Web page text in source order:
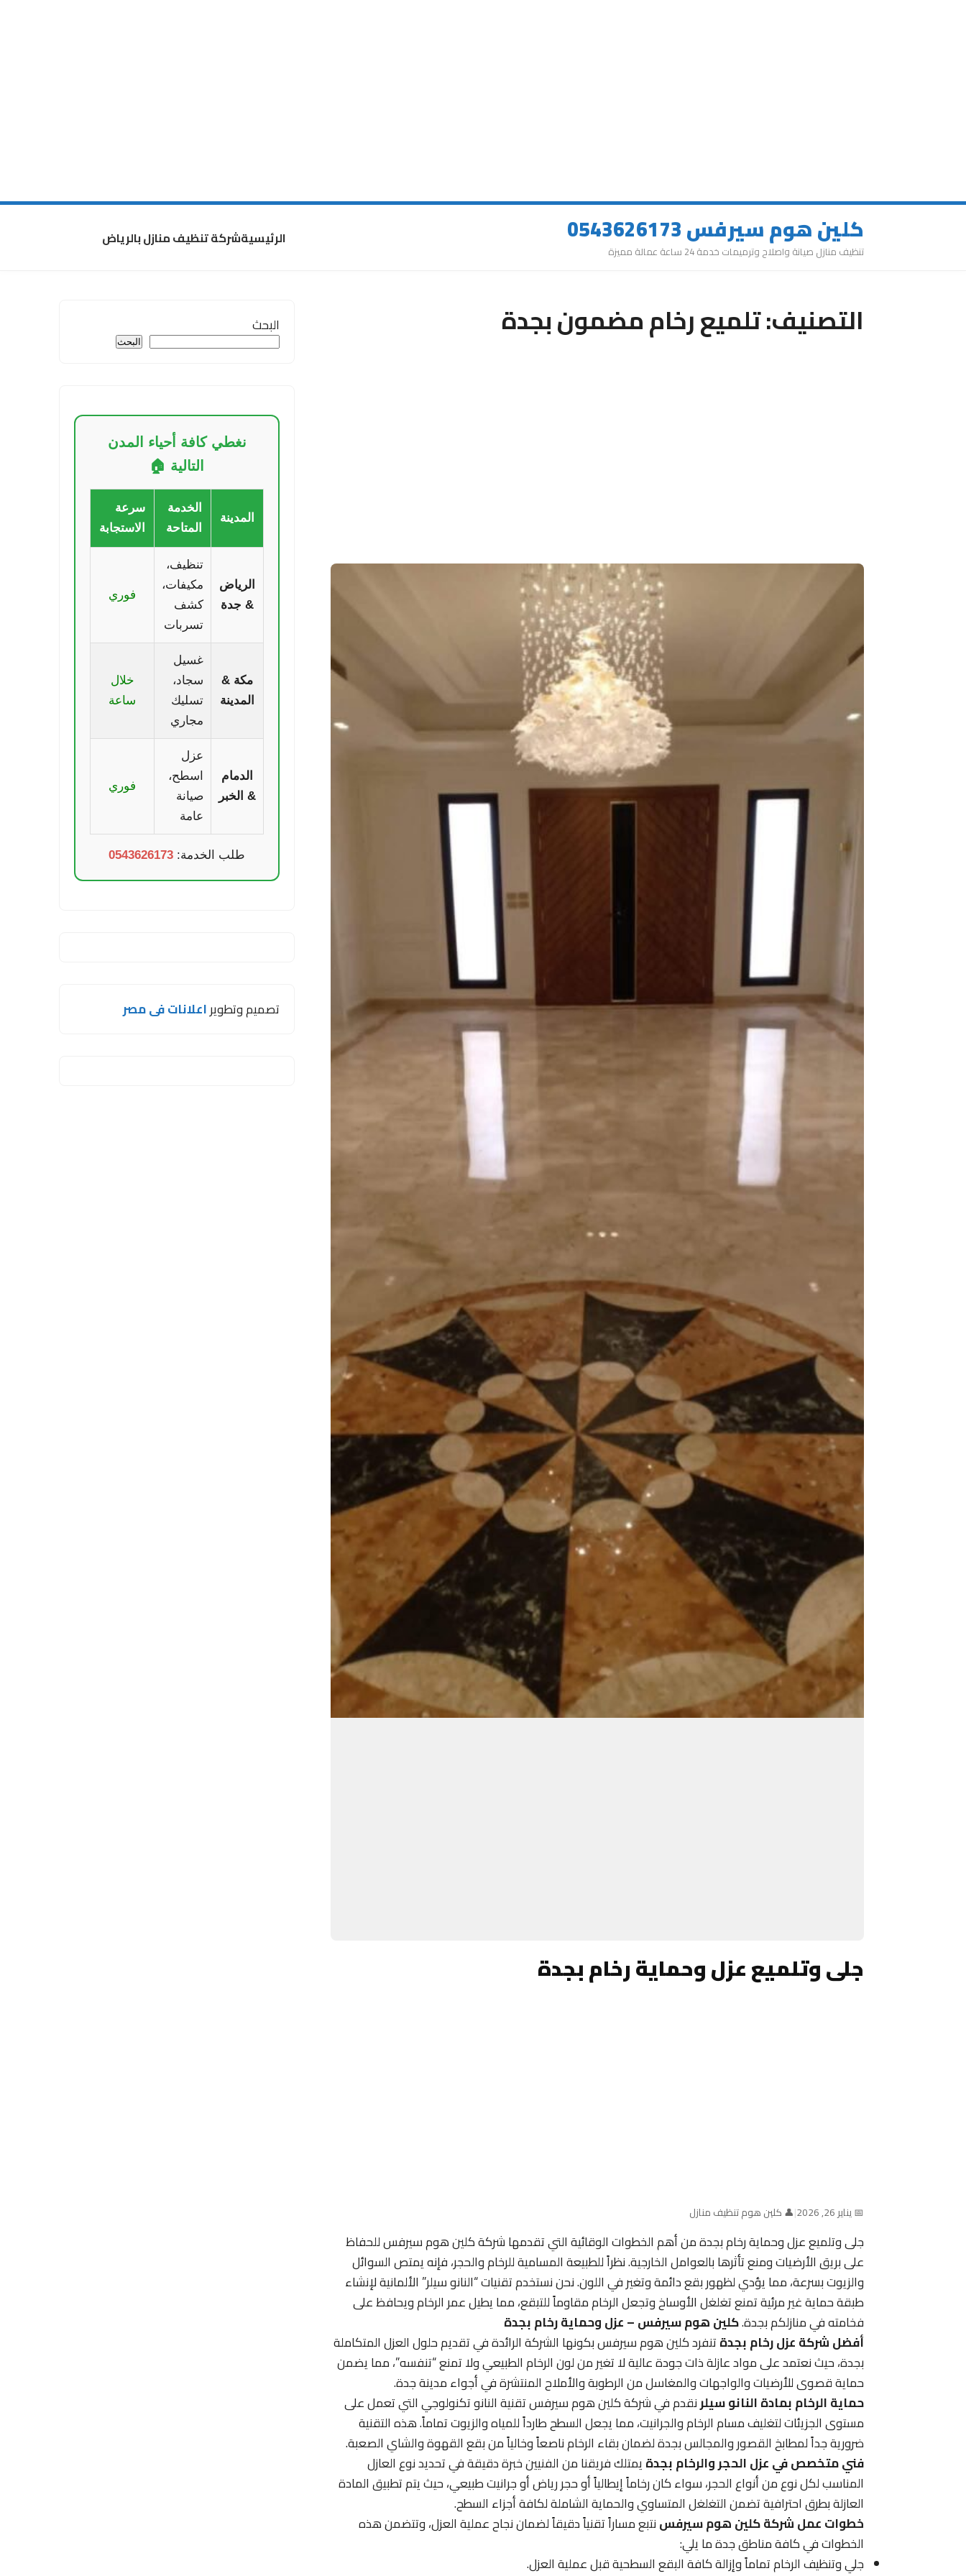
كلين هوم سيرفس 0543626173
تنظيف منازل صيانة واصلاح وترميمات خدمة 24 ساعة عمالة مميزة
الرئيسيةشركة تنظيف منازل بالرياض
التصنيف:تلميع رخام مضمون بجدة
جلى وتلميع عزل وحماية رخام بجدة
📅 يناير 26, 2026 |👤 كلين هوم تنظيف منازل
جلى وتلميع عزل وحماية رخام بجدة من أهم الخطوات الوقائية التي تقدمها شركة كلين هوم سيرفس للحفاظ
على بريق الأرضيات ومنع تأثرها بالعوامل الخارجية. نظراً للطبيعة المسامية للرخام والحجر، فإنه يمتص السوائل
والزيوت بسرعة، مما يؤدي لظهور بقع دائمة وتغير في اللون. نحن نستخدم تقنيات “النانو سيلر” الألمانية لإنشاء
طبقة حماية غير مرئية تمنع تغلغل الأوساخ وتجعل الرخام مقاوماً للتبقع، مما يطيل عمر الرخام ويحافظ على
فخامته في منازلكم بجدة.كلين هوم سيرفس – عزل وحماية رخام بجدة
أفضل شركة عزل رخام بجدةتنفرد كلين هوم سيرفس بكونها الشركة الرائدة في تقديم حلول العزل المتكاملة
بجدة، حيث نعتمد على مواد عازلة ذات جودة عالية لا تغير من لون الرخام الطبيعي ولا تمنع “تنفسه”، مما يضمن
حماية قصوى للأرضيات والواجهات والمغاسل من الرطوبة والأملاح المنتشرة في أجواء مدينة جدة.
حماية الرخام بمادة النانو سيلرنقدم في شركة كلين هوم سيرفس تقنية النانو تكنولوجي التي تعمل على
مستوى الجزيئات لتغليف مسام الرخام والجرانيت، مما يجعل السطح طارداً للمياه والزيوت تماماً. هذه التقنية
ضرورية جداً لمطابخ القصور والمجالس بجدة لضمان بقاء الرخام ناصعاً وخالياً من بقع القهوة والشاي الصعبة.
فني متخصص في عزل الحجر والرخام بجدةيمتلك فريقنا من الفنيين خبرة دقيقة في تحديد نوع العازل
المناسب لكل نوع من أنواع الحجر، سواء كان رخاماً إيطالياً أو حجر رياض أو جرانيت طبيعي، حيث يتم تطبيق المادة
العازلة بطرق احترافية تضمن التغلغل المتساوي والحماية الشاملة لكافة أجزاء السطح.
خطوات عمل شركة كلين هوم سيرفسنتبع مساراً تقنياً دقيقاً لضمان نجاح عملية العزل، وتتضمن هذه
الخطوات في كافة مناطق جدة ما يلي:
جلي وتنظيف الرخام تماماً وإزالة كافة البقع السطحية قبل عملية العزل.
البحث
البحث
نغطي كافة أحياء المدن
التالية 🏠
المدينة
الخدمة
المتاحة
سرعة
الاستجابة
الرياض
& جدة
تنظيف،
مكيفات،
كشف
تسربات
فوري
مكة &
المدينة
غسيل
سجاد،
تسليك
مجاري
خلال
ساعة
الدمام
& الخبر
عزل
اسطح،
صيانة
عامة
فوري
طلب الخدمة: 0543626173
تصميم وتطويراعلانات فى مصر